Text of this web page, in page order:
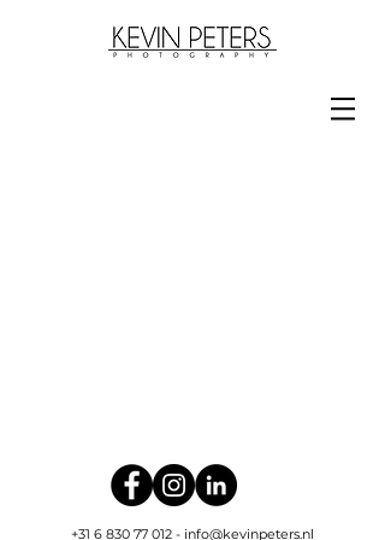
+31 6 830 77 012 - info@kevinpeters.nl